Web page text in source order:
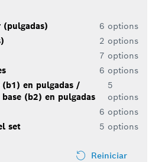
6 options
2 options
7 options
6 options
en pulgadas /
(b2) en pulgadas
5
options
6 options
set
5 options
Reiniciar